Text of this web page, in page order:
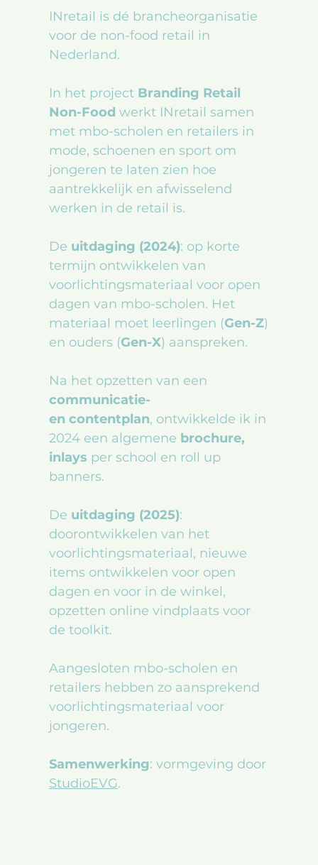
INretail is dé brancheorganisatie
voor de non-food retail in
Nederland.
In het project Branding Retail
Non-Food werkt INretail samen
met mbo-scholen en retailers in
mode, schoenen en sport om
jongeren te laten zien hoe
aantrekkelijk en afwisselend
werken in de retail is.
De uitdaging (2024): op korte
termijn ontwikkelen van
voorlichtingsmateriaal voor open
dagen van mbo-scholen. Het
materiaal moet leerlingen (Gen-Z)
en ouders (Gen-X) aanspreken.
Na het opzetten van een
communicatie-
en contentplan, ontwikkelde ik in
2024 een algemene brochure,
inlays per school en roll up
banners.
De uitdaging (2025):
doorontwikkelen van het
voorlichtingsmateriaal, nieuwe
items ontwikkelen voor open
dagen en voor in de winkel,
opzetten online vindplaats voor
de toolkit.
Aangesloten mbo-scholen en
retailers hebben zo aansprekend
voorlichtingsmateriaal voor
jongeren.
Samenwerking: vormgeving door
StudioEVG.